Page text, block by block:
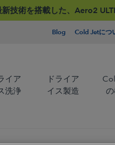
イア
洗浄
ドライア
イス製造
Blog Cold Jetにつ
技術を搭載した、Aero2